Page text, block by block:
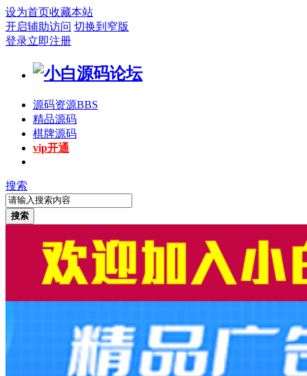
设为首页收藏本站
开启辅助访问 切换到窄版
登录立即注册
源码资源BBS
精品源码
棋牌源码
vip开通
搜索
搜索